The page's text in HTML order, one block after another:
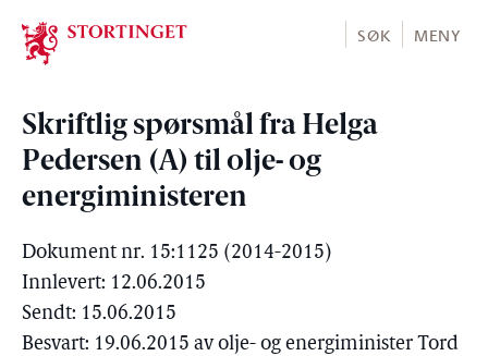
Stortinget.no
SØK MENY
Skriftlig spørsmål fra Helga
Pedersen (A) til olje- og
energiministeren
Dokument nr. 15:1125 (2014-2015)
Innlevert: 12.06.2015
Sendt: 15.06.2015
Besvart: 19.06.2015 av olje- og energiminister Tord